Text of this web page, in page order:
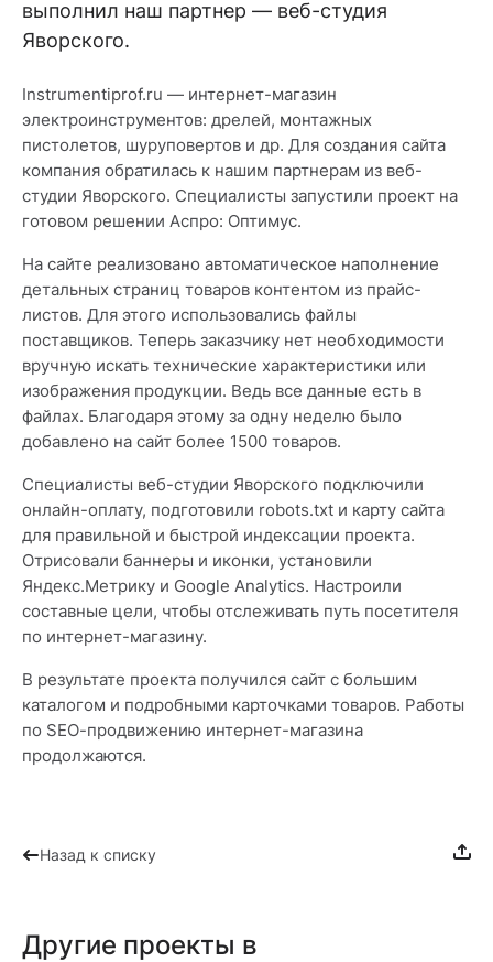
выполнил наш партнер — веб-студия
Яворского.
Instrumentiprof.ru — интернет-магазин
электроинструментов: дрелей, монтажных
пистолетов, шуруповертов и др. Для создания сайта
компания обратилась к нашим партнерам из веб-
студии Яворского. Специалисты запустили проект на
готовом решении Аспро: Оптимус.
На сайте реализовано автоматическое наполнение
детальных страниц товаров контентом из прайс-
листов. Для этого использовались файлы
поставщиков. Теперь заказчику нет необходимости
вручную искать технические характеристики или
изображения продукции. Ведь все данные есть в
файлах. Благодаря этому за одну неделю было
добавлено на сайт более 1500 товаров.
Специалисты веб-студии Яворского подключили
онлайн-оплату, подготовили robots.txt и карту сайта
для правильной и быстрой индексации проекта.
Отрисовали баннеры и иконки, установили
Яндекс.Метрику и Google Analytics. Настроили
составные цели, чтобы отслеживать путь посетителя
по интернет-магазину.
В результате проекта получился сайт с большим
каталогом и подробными карточками товаров. Работы
по SEO-продвижению интернет-магазина
продолжаются.
Назад к списку
Другие проекты в